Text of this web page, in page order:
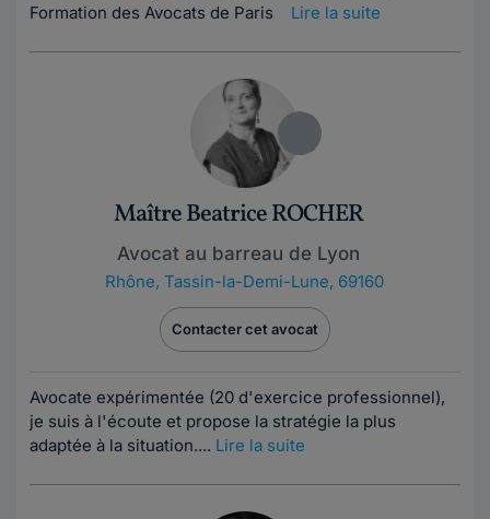
Formation des Avocats de Paris Lire la suite
Maître Beatrice ROCHER
Avocat au barreau de Lyon
Rhône, Tassin-la-Demi-Lune, 69160
Contacter cet avocat
Avocate expérimentée (20 d'exercice professionnel),
je suis à l'écoute et propose la stratégie la plus
adaptée à la situation.... Lire la suite